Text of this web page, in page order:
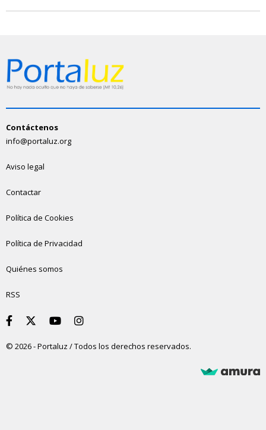
Contáctenos
info@portaluz.org
Aviso legal
Contactar
Política de Cookies
Política de Privacidad
Quiénes somos
RSS
© 2026 - Portaluz / Todos los derechos reservados.